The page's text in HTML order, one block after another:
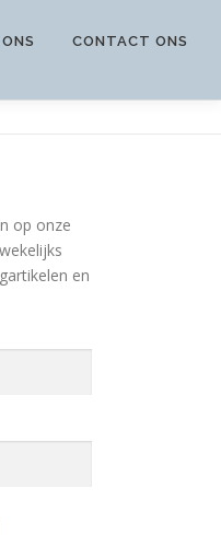
CONTACT ONS
op onze
en